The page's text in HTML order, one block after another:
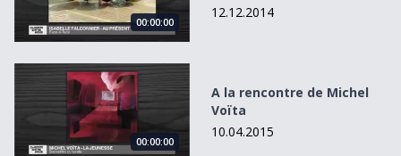
00:00:00
12.12.2014
A la rencontre de Michel Voïta
00:00:00
A la rencontre de Michel
Voïta
10.04.2015